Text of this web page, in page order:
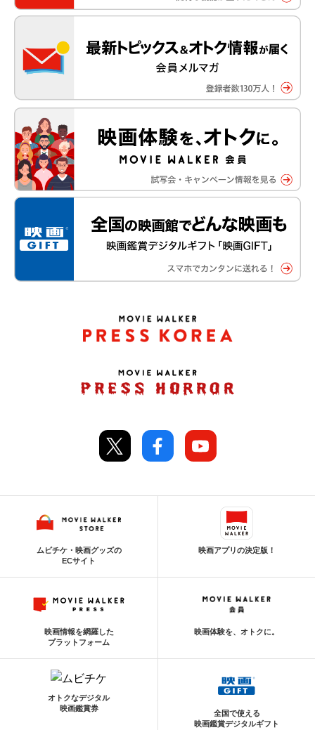
ムビチケ・映画グッズの
ECサイト
映画アプリの決定版！
映画情報を網羅した
プラットフォーム
映画体験を、オトクに。
オトクなデジタル
映画鑑賞券
全国で使える
映画鑑賞デジタルギフト